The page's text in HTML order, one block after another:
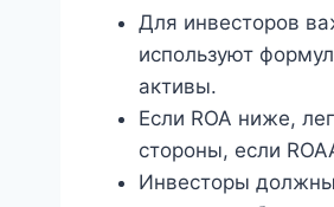
Для инвесторов
используют
активы.
Если ROA ниже,
стороны, если
Инвесторы должны